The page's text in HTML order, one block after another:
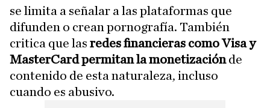
se limita a señalar a las plataformas que
difunden o crean pornografía. También
critica que las redes financieras como Visa y
MasterCard permitan la monetizaciónde
contenido de esta naturaleza, incluso
cuando es abusivo.